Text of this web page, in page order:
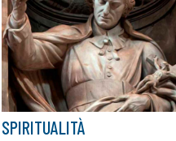
SPIRITUALITÀ